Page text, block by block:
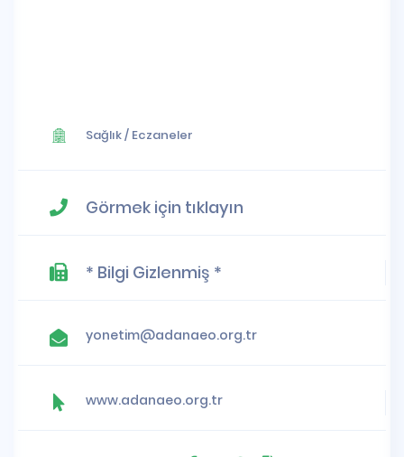
Sağlık/ Eczaneler
Görmek için tıklayın
* Bilgi Gizlenmiş *
yonetim@adanaeo.org.tr
www.adanaeo.org.tr